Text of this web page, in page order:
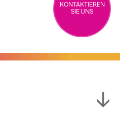
KONTAKTIEREN
SIE UNS